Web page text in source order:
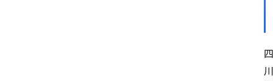
四
川